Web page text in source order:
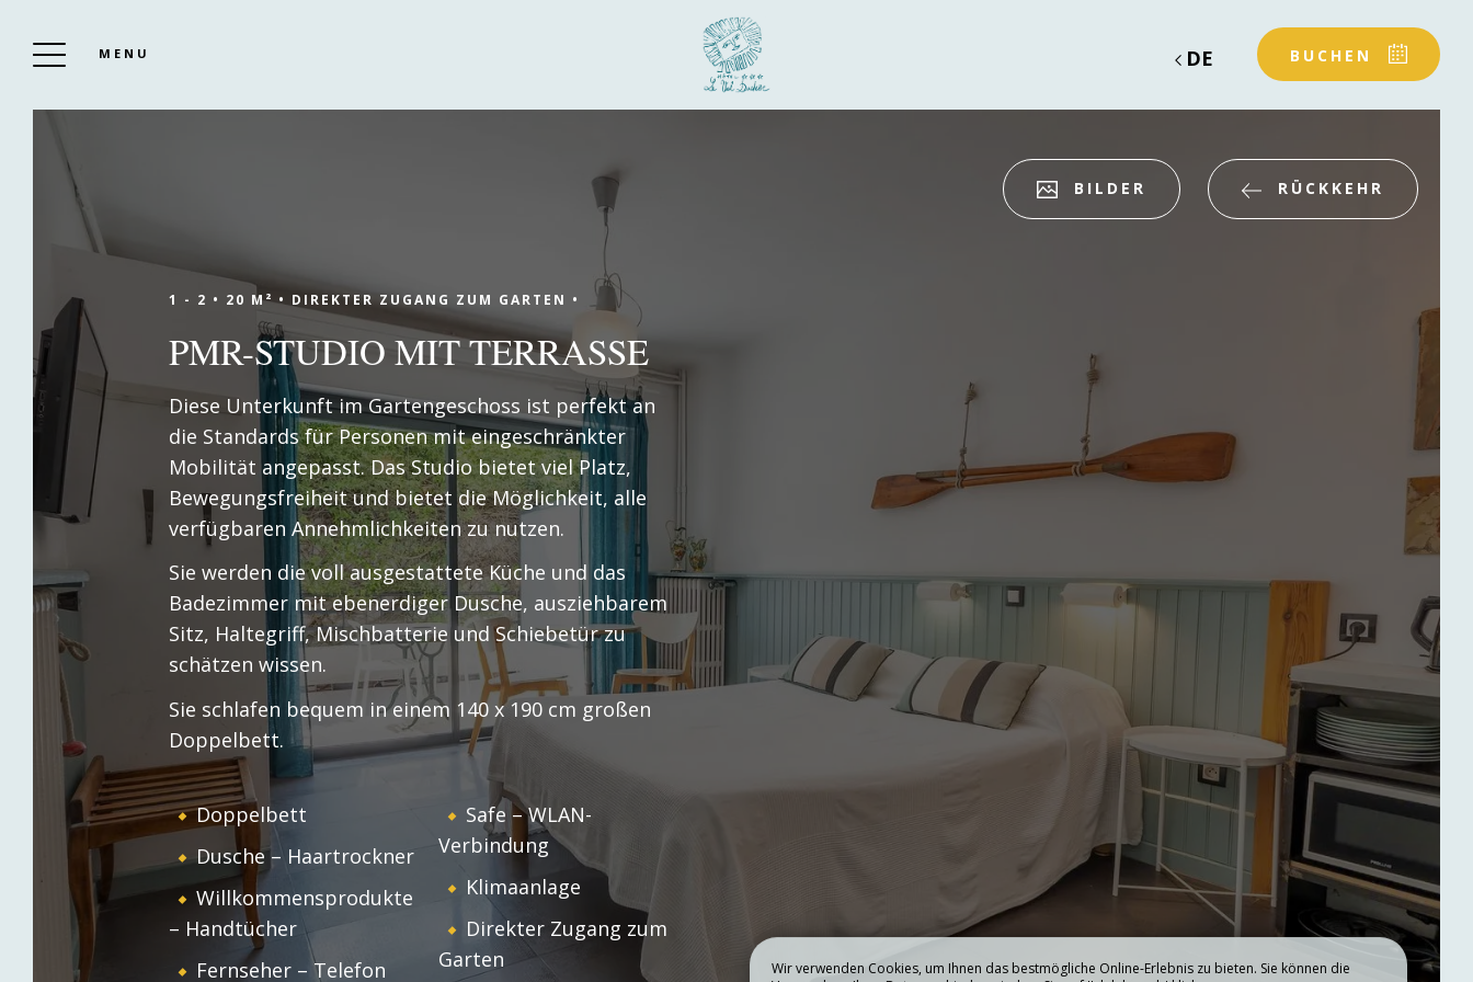
MENU BUCHEN
DE
UNSER HOTEL UNSERE STUDIOS
HOTEL LE VAL DUCHESSE
Buchen
Beginnen Sie ohne weitere
Verzögerung mit der Planung Ihres
Aufenthalts in unserem Hotel in
Cagnes-sur-Mer, dem Hôtel Le Val
Duchesse! Wir haben jedes Jahr von
Mitte Februar bis Mitte November
geöffnet und freuen uns auf Sie!
BUCHEN
BILDER RÜCKKEHR
1 - 2 • 20 M² • DIREKTER ZUGANG ZUM GARTEN •
PMR-STUDIO MIT TERRASSE
Diese Unterkunft im Gartengeschoss ist perfekt an
die Standards für Personen mit eingeschränkter
Mobilität angepasst. Das Studio bietet viel Platz,
Bewegungsfreiheit und bietet die Möglichkeit, alle
verfügbaren Annehmlichkeiten zu nutzen.
Sie werden die voll ausgestattete Küche und das
Badezimmer mit ebenerdiger Dusche, ausziehbarem
Sitz, Haltegriff, Mischbatterie und Schiebetür zu
schätzen wissen.
Sie schlafen bequem in einem 140 x 190 cm großen
Doppelbett.
Doppelbett
Dusche – Haartrockner
Willkommensprodukte
– Handtücher
Fernseher – Telefon
Safe – WLAN-
Verbindung
Klimaanlage
Direkter Zugang zum
Garten
Wir verwenden Cookies, um Ihnen das bestmögliche Online-Erlebnis zu bieten. Sie können die